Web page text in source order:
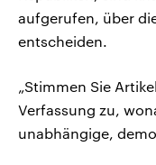
aufgerufen, über
entscheiden.
„Stimmen Sie
Verfassung zu,
unabhängige,